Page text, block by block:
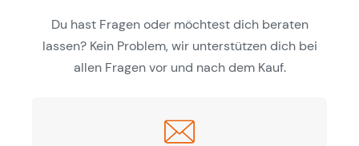
Du hast Fragen oder möchtest dich beraten
lassen? Kein Problem, wir unterstützen dich bei
allen Fragen vor und nach dem Kauf.